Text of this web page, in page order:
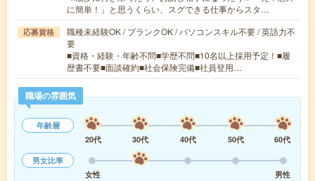
に簡単！」と思うくらい、スグできる仕事からスタ…
応募資格
職種未経験OK / ブランクOK / パソコンスキル不要 / 英語力不
要
■資格・経験・年齢不問■学歴不問■10名以上採用予定！■履
歴書不要■面談確約■社会保険完備■社員登用…
職場の雰囲気
年齢層
20代
30代 40代 50代
60代
男女比率
女性
男性